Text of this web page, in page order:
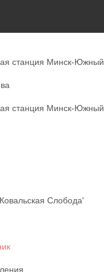
станция Минск-Южный
станция Минск-Южный
Слобода'